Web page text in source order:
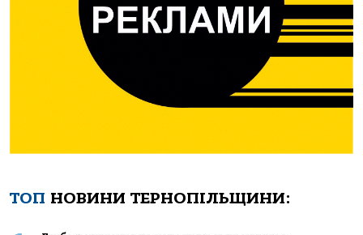
ТОП НОВИНИ ТЕРНОПІЛЬЩИНИ: